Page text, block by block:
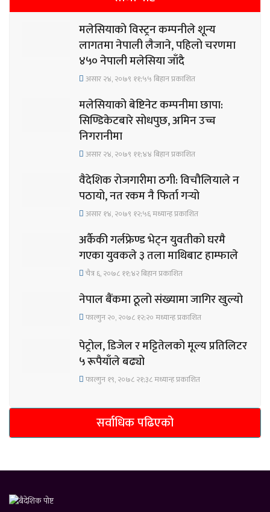
मलेसियाको विस्ट्रन कम्पनीले शून्य
लागतमा नेपाली लैजाने, पहिलो चरणमा
४५० नेपाली मलेसिया जाँदै
असार २४, २०७९ ११;५५ बिहान प्रकाशित
मलेसियाको बेष्टिनेट कम्पनीमा छापा:
सिण्डिकेटबारे सोधपुछ, अमिन उच्च
निगरानीमा
असार २४, २०७९ ११;४४ बिहान प्रकाशित
वैदेशिक रोजगारीमा ठगी: विचौलियाले न
पठायो, नत रकम नै फिर्ता गर्‍यो
असार १४, २०७९ १२;५६ मध्यान्ह प्रकाशित
अर्कैकी गर्लफ्रेण्ड भेट्न युवतीको घरमै
गएका युवकले ३ तला माथिबाट हाम्फाले
चैत्र ६, २०७८ ११;४२ बिहान प्रकाशित
नेपाल बैंकमा ठूलो संख्यामा जागिर खुल्यो
फाल्गुन २०, २०७८ १२;२० मध्यान्ह प्रकाशित
पेट्रोल, डिजेल र मट्टितेलको मूल्य प्रतिलिटर
५ रूपैयाँले बढ्यो
फाल्गुन १९, २०७८ २१;३८ मध्यान्ह प्रकाशित
सर्वाधिक पढिएको